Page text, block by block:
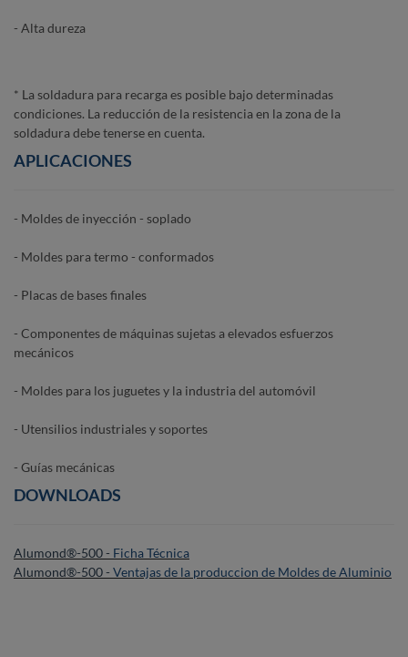
- Alta dureza
* La soldadura para recarga es posible bajo determinadas
condiciones. La reducción de la resistencia en la zona de la
soldadura debe tenerse en cuenta.
APLICACIONES
- Moldes de inyección - soplado
- Moldes para termo - conformados
- Placas de bases finales
- Componentes de máquinas sujetas a elevados esfuerzos
mecánicos
- Moldes para los juguetes y la industria del automóvil
- Utensilios industriales y soportes
- Guías mecánicas
DOWNLOADS
Alumond®-500 - Ficha Técnica
Alumond®-500 - Ventajas de la produccion de Moldes de Aluminio